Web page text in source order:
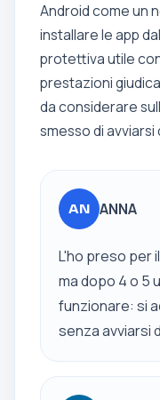
Android come un
installare le app
protettiva utile
prestazioni
da considerare
smesso di
AN ANNA
L'ho preso per
ma dopo 4 o 5
funzionare: si
senza avviarsi